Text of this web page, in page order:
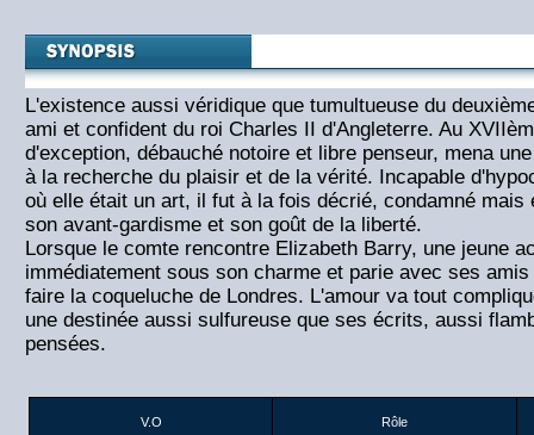
L'existence aussi véridique que tumultueuse du
ami et confident du roi Charles II d'Angleterre. Au
d'exception, débauché notoire et libre penseur, mena
à la recherche du plaisir et de la vérité. Incapable
où elle était un art, il fut à la fois décrié, condamné mais
son avant-gardisme et son goût de la liberté.
Lorsque le comte rencontre Elizabeth Barry, une jeune
immédiatement sous son charme et parie avec ses
faire la coqueluche de Londres. L'amour va tout
une destinée aussi sulfureuse que ses écrits, aussi
pensées.
V.O Rôle